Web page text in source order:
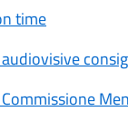
time